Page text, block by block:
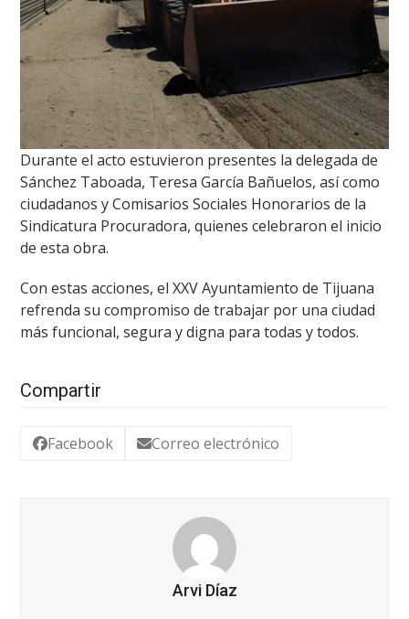
Durante el acto estuvieron presentes la delegada de
Sánchez Taboada, Teresa García Bañuelos, así como
ciudadanos y Comisarios Sociales Honorarios de la
Sindicatura Procuradora, quienes celebraron el inicio
de esta obra.
Con estas acciones, el XXV Ayuntamiento de Tijuana
refrenda su compromiso de trabajar por una ciudad
más funcional, segura y digna para todas y todos.
Compartir
Facebook Correo electrónico
Arvi Díaz